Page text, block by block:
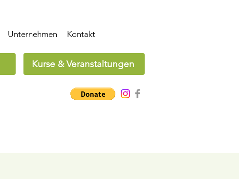
Unternehmen Kontakt
Kurse & Veranstaltungen